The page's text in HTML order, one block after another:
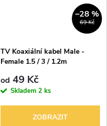
69 Kč
–28 %
TV Koaxiální kabel Male -
Female 1.5 / 3 / 1.2m
od 49 Kč
Skladem 2 ks
ZOBRAZIT